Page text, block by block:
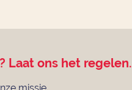
Laat ons het regelen.
missie.